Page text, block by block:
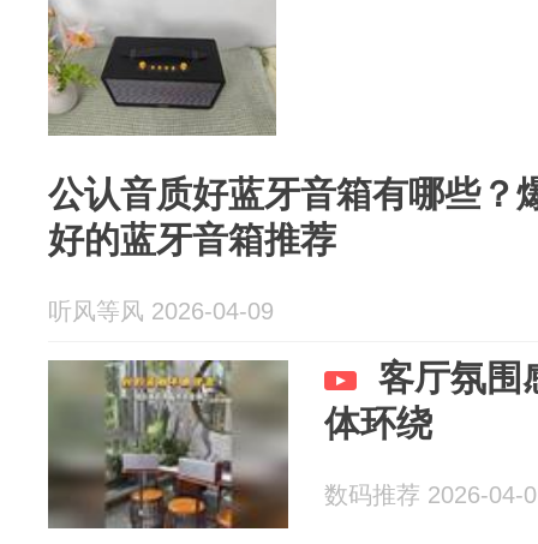
公认音质好蓝牙音箱有哪些？
好的蓝牙音箱推荐
听风等风 2026-04-09
客厅氛围
体环绕
数码推荐 2026-04-